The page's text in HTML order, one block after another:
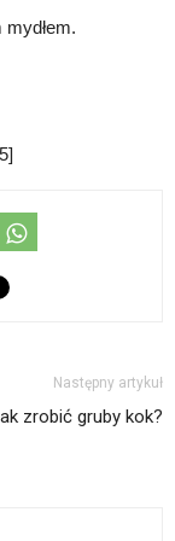
Następny artykuł
zrobić gruby kok?